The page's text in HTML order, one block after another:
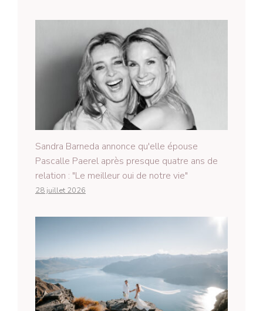
Sandra Barneda annonce qu'elle épouse
Pascalle Paerel après presque quatre ans de
relation : "Le meilleur oui de notre vie"
28 juillet 2026